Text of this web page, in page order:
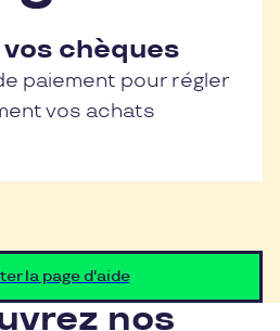
chèques
paiement pour régler
vos achats
la page d'aide
nos